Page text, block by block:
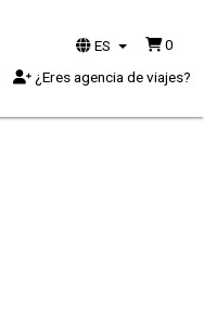
ES
0
¿Eres agencia de viajes?